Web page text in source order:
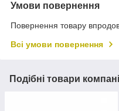
Умови повернення
Повернення товару
Всі умови повернення
Подібні товари